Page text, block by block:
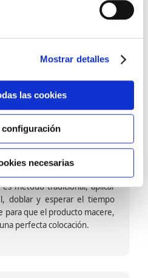
Mostrar detalles
las cookies
configuración
necesarias
en base agua. En zonas de
con placas, silestone,
dañaría el papel. Su
la pared y tira en seco, sin
sencilla.
papel sobre un soporte de
método tradicional, aplicar
doblar y esperar el tiempo
para que el producto macere,
perfecta colocación.